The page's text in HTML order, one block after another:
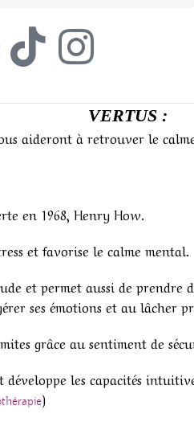
VERTUS :
aideront à retrouver le
en 1968, Henry How.
et favorise le calme mental.
et permet aussi de
ses émotions et au lâcher
grâce au sentiment de
les capacités
)